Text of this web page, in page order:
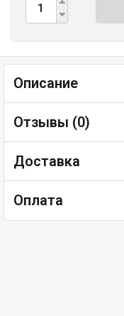
Описание
Отзывы (0)
Доставка
Оплата